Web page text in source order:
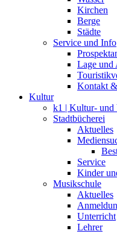
Kirchen
Berge
Städte
Service und Info
Lage und
Kontakt
Kultur
k1 | Kultur- und
Stadtbücherei
Aktuelles
Service
Kinder
Musikschule
Aktuelles
Unterricht
Lehrer